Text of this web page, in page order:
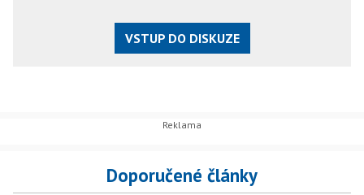
VSTUP DO DISKUZE
Doporučené články